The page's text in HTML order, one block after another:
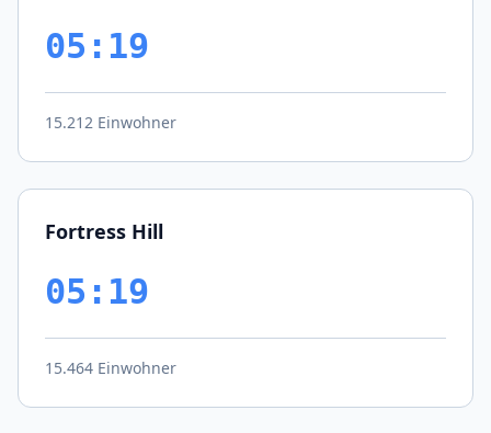
05:19
15.212 Einwohner
Fortress Hill
05:19
15.464 Einwohner